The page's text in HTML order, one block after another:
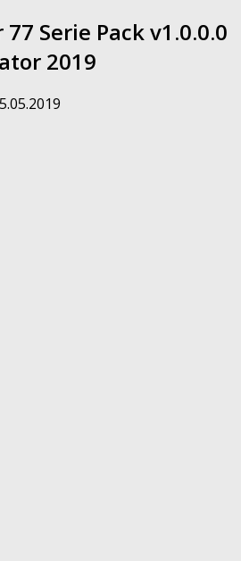
Serie Pack v1.0.0.0
2019